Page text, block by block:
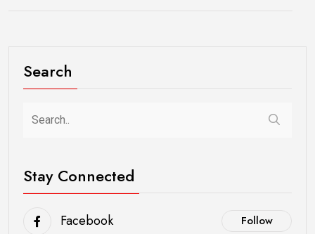
Search
Stay Connected
Facebook Follow